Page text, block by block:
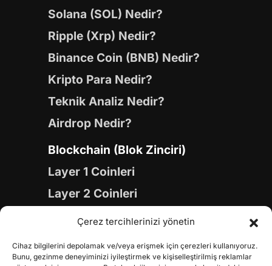
Çerez tercihlerinizi yönetin
Cihaz bilgilerini depolamak ve/veya erişmek için çerezleri kullanıyoruz.
Bunu, gezinme deneyiminizi iyileştirmek ve kişiselleştirilmiş reklamlar
Solana (SOL) Nedir?
Ripple (Xrp) Nedir?
Binance Coin (BNB) Nedir?
Kripto Para Nedir?
Teknik Analiz Nedir?
Airdrop Nedir?
Blockchain (Blok Zinciri)
Layer 1 Coinleri
Layer 2 Coinleri
Yapay Zeka (AI) Coinleri
Gaming Coinleri